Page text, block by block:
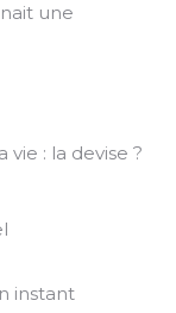
une
: la devise ?
instant